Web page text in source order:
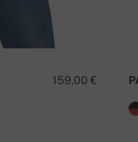
159,00 €